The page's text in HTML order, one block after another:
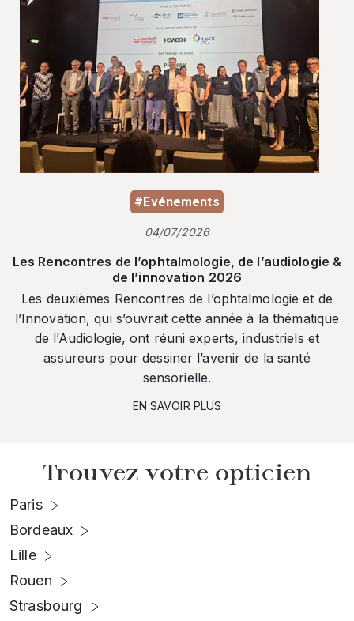
#Evénements
04/07/2026
Les Rencontres de l’ophtalmologie, de l’audiologie &
de l’innovation 2026
Les deuxièmes Rencontres de l’ophtalmologie et de
l’Innovation, qui s’ouvrait cette année à la thématique
de l’Audiologie, ont réuni experts, industriels et
assureurs pour dessiner l’avenir de la santé
sensorielle.
EN SAVOIR PLUS
Trouvez votre opticien
Paris
Bordeaux
Lille
Rouen
Strasbourg